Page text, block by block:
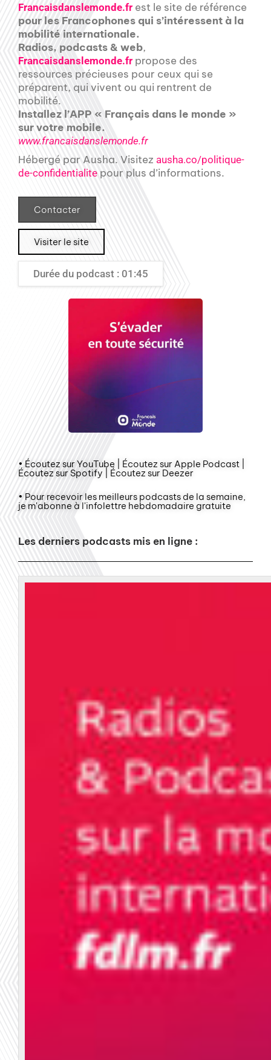
Francaisdanslemonde.fr est le site de référence
pour les Francophones qui s’intéressent à la
mobilité internationale.
Radios, podcasts & web,
Francaisdanslemonde.fr propose des
ressources précieuses pour ceux qui se
préparent, qui vivent ou qui rentrent de
mobilité.
Installez l’APP « Français dans le monde »
sur votre mobile.
www.francaisdanslemonde.fr
Hébergé par Ausha. Visitez ausha.co/politique-
de-confidentialite pour plus d’informations.
Contacter
Visiter le site
Durée du podcast : 01:45
• Écoutez sur YouTube | Écoutez sur Apple Podcast |
Écoutez sur Spotify | Écoutez sur Deezer
• Pour recevoir les meilleurs podcasts de la semaine,
je m'abonne à l'infolettre hebdomadaire gratuite
Les derniers podcasts mis en ligne :